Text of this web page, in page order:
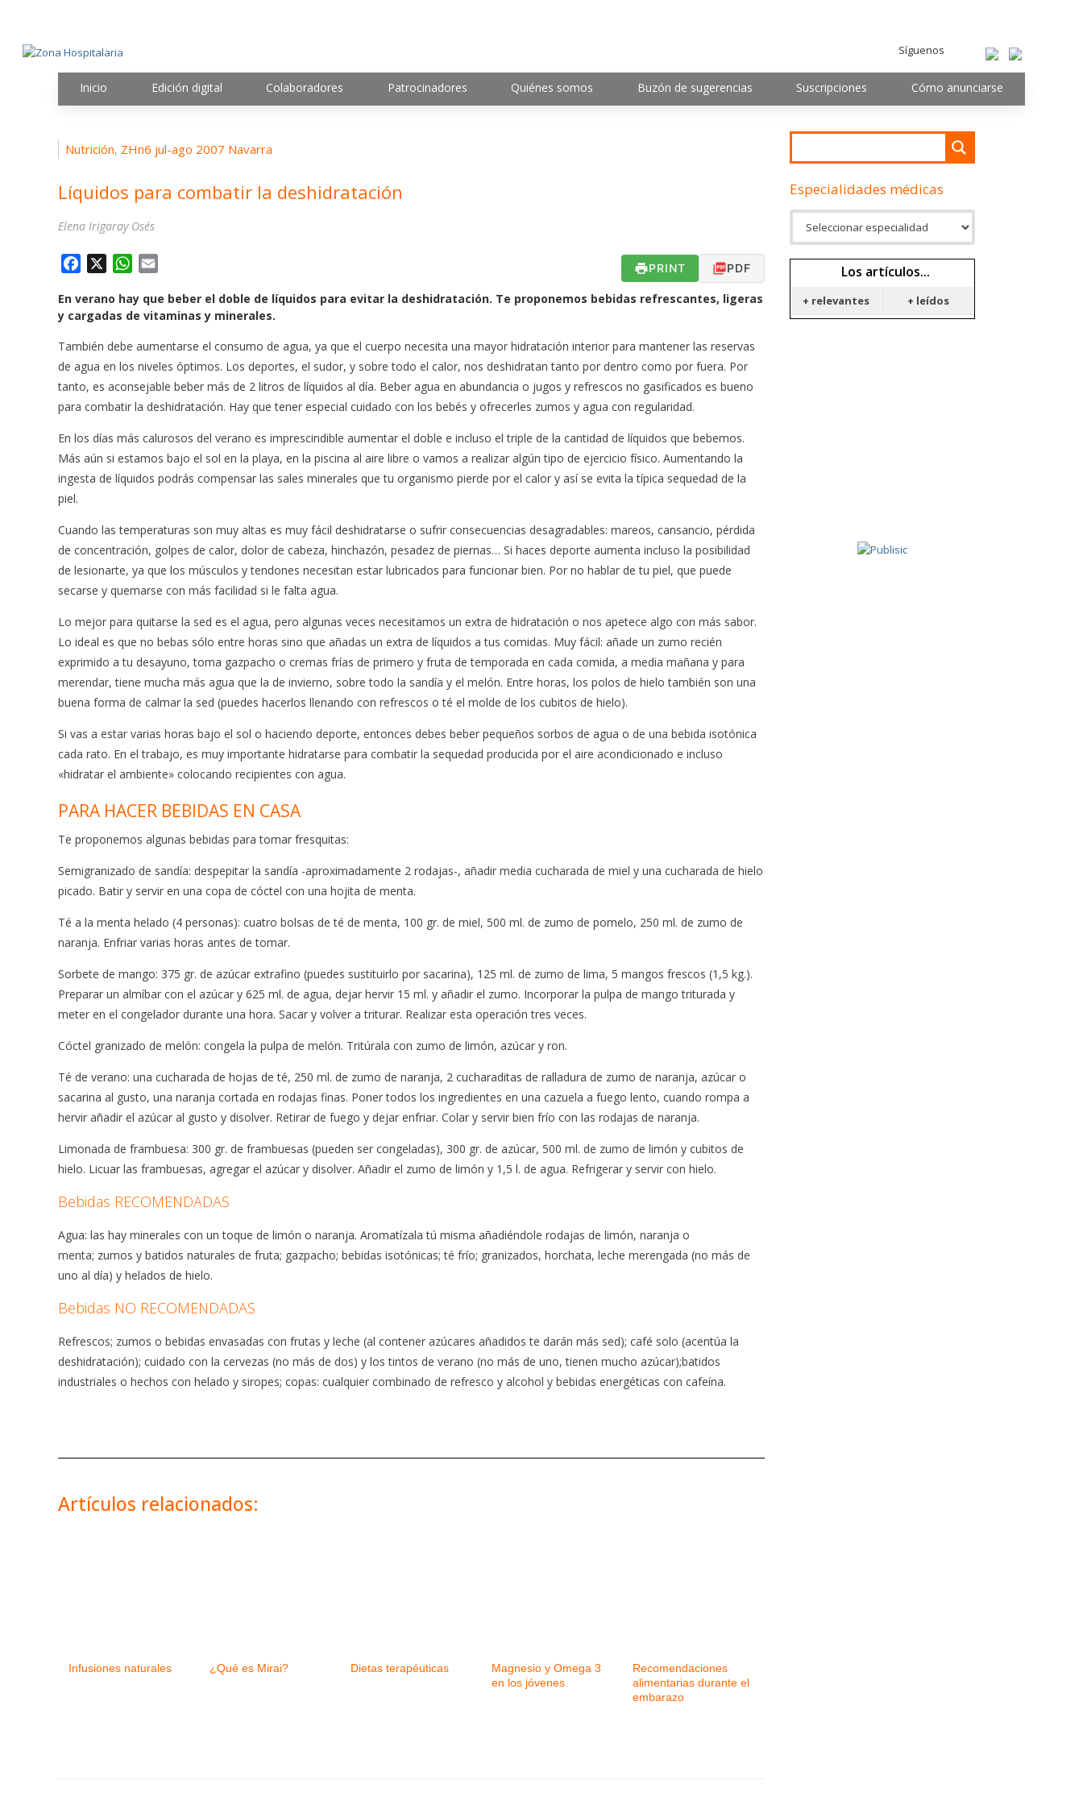
Síguenos
Inicio Edición digital Colaboradores Patrocinadores Quiénes somos Buzón de sugerencias Suscripciones Cómo anunciarse
Nutrición, ZHn6 jul-ago 2007 Navarra
Líquidos para combatir la deshidratación
Elena Irigaray Osés
c
e
b
o
o
W
a
t
s
A
p
a
i
l
PRINT PDF
En verano hay que beber el doble de líquidos para evitar la deshidratación. Te proponemos bebidas refrescantes, ligeras
y cargadas de vitaminas y minerales.
También debe aumentarse el consumo de agua, ya que el cuerpo necesita una mayor hidratación interior para mantener las reservas
de agua en los niveles óptimos. Los deportes, el sudor, y sobre todo el calor, nos deshidratan tanto por dentro como por fuera. Por
tanto, es aconsejable beber más de 2 litros de líquidos al día. Beber agua en abundancia o jugos y refrescos no gasificados es bueno
para combatir la deshidratación. Hay que tener especial cuidado con los bebés y ofrecerles zumos y agua con regularidad.
En los días más calurosos del verano es imprescindible aumentar el doble e incluso el triple de la cantidad de líquidos que bebemos.
Más aún si estamos bajo el sol en la playa, en la piscina al aire libre o vamos a realizar algún tipo de ejercicio físico. Aumentando la
ingesta de líquidos podrás compensar las sales minerales que tu organismo pierde por el calor y así se evita la típica sequedad de la
piel.
Cuando las temperaturas son muy altas es muy fácil deshidratarse o sufrir consecuencias desagradables: mareos, cansancio, pérdida
de concentración, golpes de calor, dolor de cabeza, hinchazón, pesadez de piernas… Si haces deporte aumenta incluso la posibilidad
de lesionarte, ya que los músculos y tendones necesitan estar lubricados para funcionar bien. Por no hablar de tu piel, que puede
secarse y quemarse con más facilidad si le falta agua.
Lo mejor para quitarse la sed es el agua, pero algunas veces necesitamos un extra de hidratación o nos apetece algo con más sabor.
Lo ideal es que no bebas sólo entre horas sino que añadas un extra de líquidos a tus comidas. Muy fácil: añade un zumo recién
exprimido a tu desayuno, toma gazpacho o cremas frías de primero y fruta de temporada en cada comida, a media mañana y para
merendar, tiene mucha más agua que la de invierno, sobre todo la sandía y el melón. Entre horas, los polos de hielo también son una
buena forma de calmar la sed (puedes hacerlos llenando con refrescos o té el molde de los cubitos de hielo).
Si vas a estar varias horas bajo el sol o haciendo deporte, entonces debes beber pequeños sorbos de agua o de una bebida isotónica
cada rato. En el trabajo, es muy importante hidratarse para combatir la sequedad producida por el aire acondicionado e incluso
«hidratar el ambiente» colocando recipientes con agua.
PARA HACER BEBIDAS EN CASA
Te proponemos algunas bebidas para tomar fresquitas:
Semigranizado de sandía: despepitar la sandía -aproximadamente 2 rodajas-, añadir media cucharada de miel y una cucharada de hielo
picado. Batir y servir en una copa de cóctel con una hojita de menta.
Té a la menta helado (4 personas): cuatro bolsas de té de menta, 100 gr. de miel, 500 ml. de zumo de pomelo, 250 ml. de zumo de
naranja. Enfriar varias horas antes de tomar.
Sorbete de mango: 375 gr. de azúcar extrafino (puedes sustituirlo por sacarina), 125 ml. de zumo de lima, 5 mangos frescos (1,5 kg.).
Preparar un almíbar con el azúcar y 625 ml. de agua, dejar hervir 15 ml. y añadir el zumo. Incorporar la pulpa de mango triturada y
meter en el congelador durante una hora. Sacar y volver a triturar. Realizar esta operación tres veces.
Cóctel granizado de melón: congela la pulpa de melón. Tritúrala con zumo de limón, azúcar y ron.
Té de verano: una cucharada de hojas de té, 250 ml. de zumo de naranja, 2 cucharaditas de ralladura de zumo de naranja, azúcar o
sacarina al gusto, una naranja cortada en rodajas finas. Poner todos los ingredientes en una cazuela a fuego lento, cuando rompa a
hervir añadir el azúcar al gusto y disolver. Retirar de fuego y dejar enfriar. Colar y servir bien frío con las rodajas de naranja.
Limonada de frambuesa: 300 gr. de frambuesas (pueden ser congeladas), 300 gr. de azúcar, 500 ml. de zumo de limón y cubitos de
hielo. Licuar las frambuesas, agregar el azúcar y disolver. Añadir el zumo de limón y 1,5 l. de agua. Refrigerar y servir con hielo.
Bebidas RECOMENDADAS
Agua: las hay minerales con un toque de limón o naranja. Aromatízala tú misma añadiéndole rodajas de limón, naranja o
menta; zumos y batidos naturales de fruta; gazpacho; bebidas isotónicas; té frío; granizados, horchata, leche merengada (no más de
uno al día) y helados de hielo.
Bebidas NO RECOMENDADAS
Refrescos; zumos o bebidas envasadas con frutas y leche (al contener azúcares añadidos te darán más sed); café solo (acentúa la
deshidratación); cuidado con la cervezas (no más de dos) y los tintos de verano (no más de uno, tienen mucho azúcar);batidos
industriales o hechos con helado y siropes; copas: cualquier combinado de refresco y alcohol y bebidas energéticas con cafeína.
Artículos relacionados:
Infusiones naturales ¿Qué es Mirai? Dietas terapéuticas
Magnesio y Omega 3
en los jóvenes
Recomendaciones
alimentarias durante el
embarazo
Especialidades médicas
Los artículos...
+ relevantes + leídos